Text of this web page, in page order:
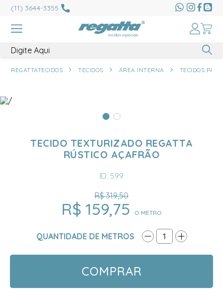
(11) 3644-3355
REGATTATECIDOS TECIDOS ÁREA INTERNA TECIDOS
TECIDO TEXTURIZADO REGATTA
RÚSTICO AÇAFRÃO
ID: 599
R$ 159,75 O METRO
R$ 319,50
QUANTIDADE DE METROS 1
COMPRAR